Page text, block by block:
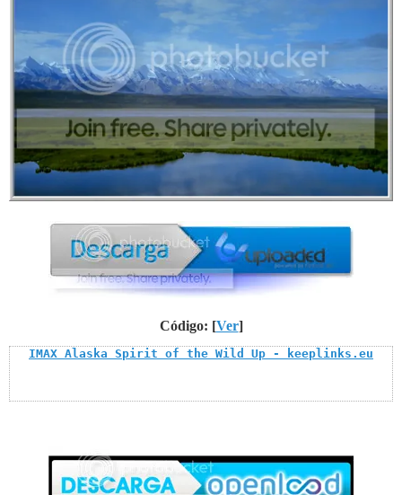
Código: [Ver]
IMAX Alaska Spirit of the Wild Up - keeplinks.eu